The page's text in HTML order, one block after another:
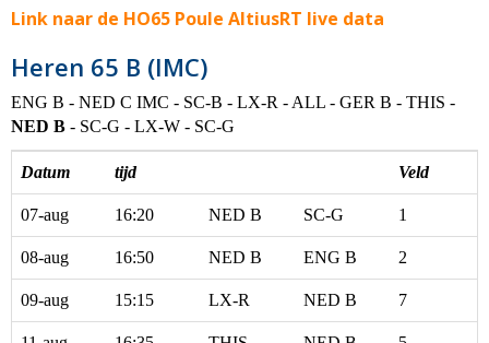
Link naar de HO65 Poule AltiusRT live data
Heren 65 B (IMC)
ENG B - NED C IMC - SC-B - LX-R - ALL - GER B - THIS -
NED B - SC-G - LX-W - SC-G
Datum tijd Veld
07-aug 16:20 NED B SC-G 1
08-aug 16:50 NED B ENG B 2
09-aug 15:15 LX-R NED B 7